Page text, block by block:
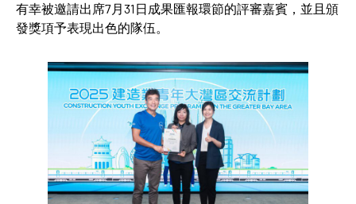
有幸被邀請出席7月31日成果匯報環節的評審嘉賓，並且頒
發獎項予表現出色的隊伍。